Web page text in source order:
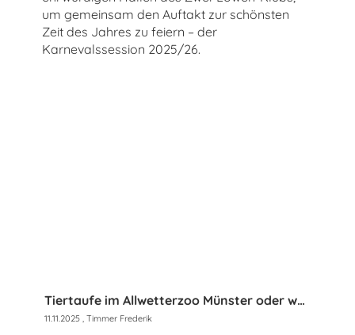
um gemeinsam den Auftakt zur schönsten
Zeit des Jahres zu feiern – der
Karnevalssession 2025/26.
Tiertaufe im Allwetterzoo Münster oder wenn Narren Wölfe taufen …
11.11.2025 , Timmer Frederik